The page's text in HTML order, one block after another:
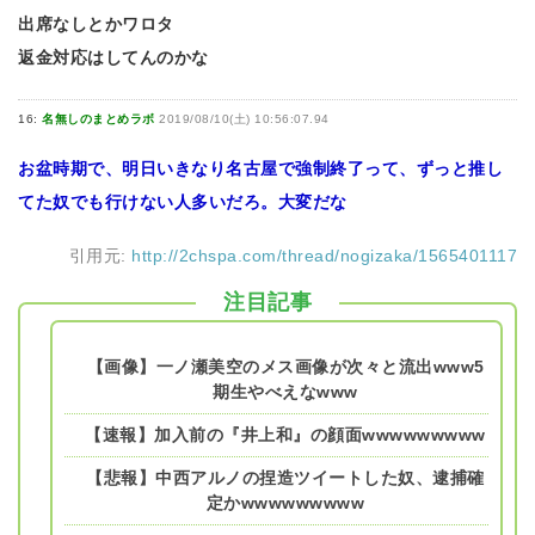
出席なしとかワロタ
返金対応はしてんのかな
16: 名無しのまとめラボ 2019/08/10(土) 10:56:07.94
お盆時期で、明日いきなり名古屋で強制終了って、ずっと推し
てた奴でも行けない人多いだろ。大変だな
引用元: http://2chspa.com/thread/nogizaka/1565401117
注目記事
【画像】一ノ瀬美空のメス画像が次々と流出www5
期生やべえなwww
【速報】加入前の『井上和』の顔面wwwwwwwww
【悲報】中西アルノの捏造ツイートした奴、逮捕確
定かwwwwwwwww